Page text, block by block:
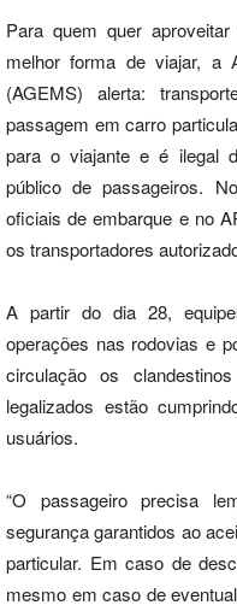
Para quem quer
melhor forma de viajar, a
(AGEMS) alerta:
passagem em carro
para o viajante e é ilegal
público de passageiros.
oficiais de embarque e no
os transportadores
A partir do dia 28,
operações nas rodovias e
circulação os
legalizados estão
usuários.
“O passageiro precisa
segurança garantidos ao
particular. Em caso de
mesmo em caso de